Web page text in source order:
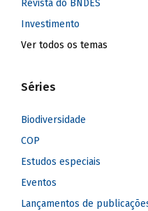
Revista do BNDES
Investimento
Ver todos os temas
Séries
Biodiversidade
COP
Estudos especiais
Eventos
Lançamentos de